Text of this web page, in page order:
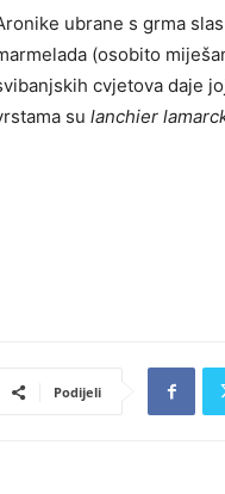
ubrane s grma
(osobito
cvjetova daje
su lanchier
Podijeli